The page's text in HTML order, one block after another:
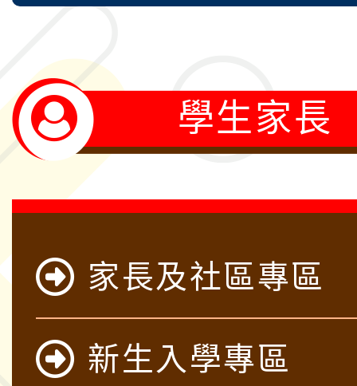
學生家長
家長及社區專區
新生入學專區